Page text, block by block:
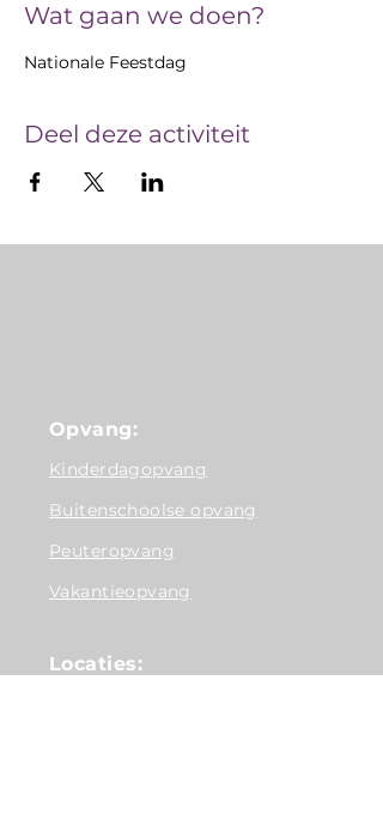
Wat gaan we doen?
Nationale Feestdag
Deel deze activiteit
Opvang:
Kinderdagopvang
Buitenschoolse opvang
Peuteropvang
Vakantieopvang
Locaties: